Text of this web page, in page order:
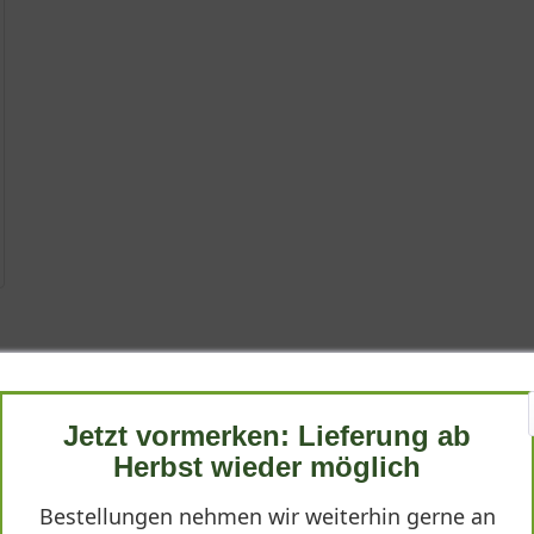
wo sie auf trockenen, sonnigen Hängen gedeiht.
buschigen Wuchs auszeichnet. Mit einer maximalen
Substraten Fuß fassen kann.
Staude reichblühend macht. Jede Einzelblüte ist einfach
intensiv aromatisch und wird besonders bei
Bienenweide macht. Verblühte Stängel sollten regelmäßig
'Dwarf Blue'"
Jetzt vormerken: Lieferung ab
Herbst wieder möglich
Bestellungen nehmen wir weiterhin gerne an